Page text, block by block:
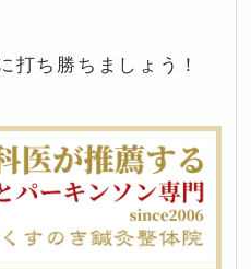
打ち勝ちましょう！